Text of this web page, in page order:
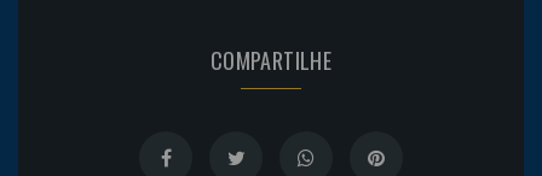
COMPARTILHE